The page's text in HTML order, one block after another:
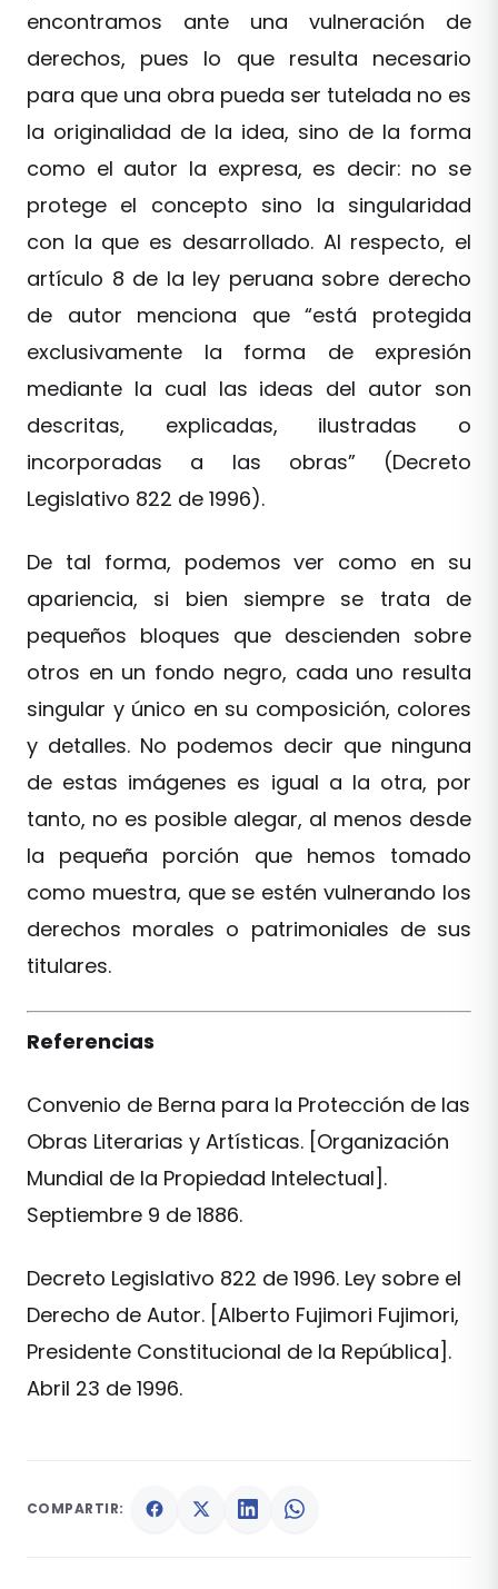
encontramos ante una vulneración de
derechos, pues lo que resulta necesario
para que una obra pueda ser tutelada no es
la originalidad de la idea, sino de la forma
como el autor la expresa, es decir: no se
protege el concepto sino la singularidad
con la que es desarrollado. Al respecto, el
artículo 8 de la ley peruana sobre derecho
de autor menciona que “está protegida
exclusivamente la forma de expresión
mediante la cual las ideas del autor son
descritas, explicadas, ilustradas o
incorporadas a las obras” (Decreto
Legislativo 822 de 1996).
De tal forma, podemos ver como en su
apariencia, si bien siempre se trata de
pequeños bloques que descienden sobre
otros en un fondo negro, cada uno resulta
singular y único en su composición, colores
y detalles. No podemos decir que ninguna
de estas imágenes es igual a la otra, por
tanto, no es posible alegar, al menos desde
la pequeña porción que hemos tomado
como muestra, que se estén vulnerando los
derechos morales o patrimoniales de sus
titulares.
Referencias
Convenio de Berna para la Protección de las
Obras Literarias y Artísticas. [Organización
Mundial de la Propiedad Intelectual].
Septiembre 9 de 1886.
Decreto Legislativo 822 de 1996. Ley sobre el
Derecho de Autor. [Alberto Fujimori Fujimori,
Presidente Constitucional de la República].
Abril 23 de 1996.
COMPARTIR: